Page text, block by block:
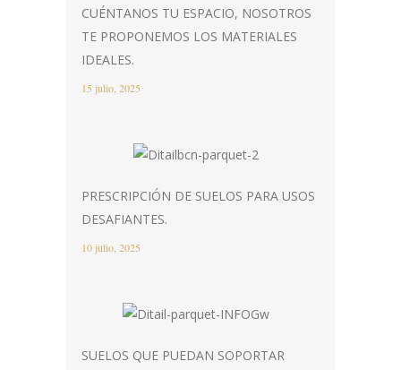
CUÉNTANOS TU ESPACIO, NOSOTROS
TE PROPONEMOS LOS MATERIALES
IDEALES.
15 julio, 2025
PRESCRIPCIÓN DE SUELOS PARA USOS
DESAFIANTES.
10 julio, 2025
SUELOS QUE PUEDAN SOPORTAR